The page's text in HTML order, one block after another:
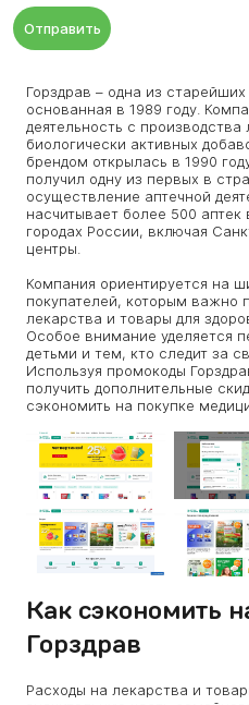
Отправить
Горздрав – одна из
основанная в 1989 году.
деятельность с
биологически активных
брендом открылась в 1990
получил одну из первых в
осуществление аптечной
насчитывает более 500
городах России, включая
центры.
Компания ориентируется на
покупателей, которым важно
лекарства и товары для
Особое внимание уделяется
детьми и тем, кто следит за
Используя промокоды
получить дополнительные
сэкономить на покупке
Как сэкономить
Горздрав
Расходы на лекарства и